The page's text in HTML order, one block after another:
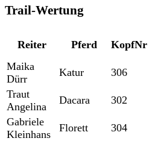
Trail-Wertung
Reiter Pferd KopfNr
Maika
Dürr
Katur 306
Traut
Angelina
Dacara 302
Gabriele
Kleinhans
Florett 304